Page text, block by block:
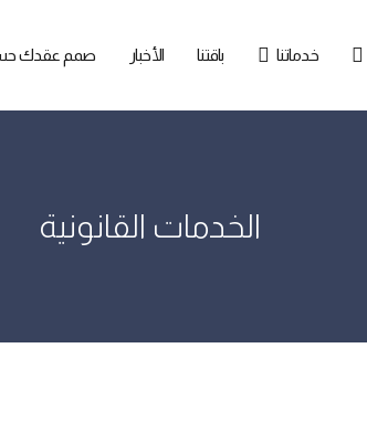
خدماتنا باقتنا الأخبار صمم عقدك
الخدمات القانونية